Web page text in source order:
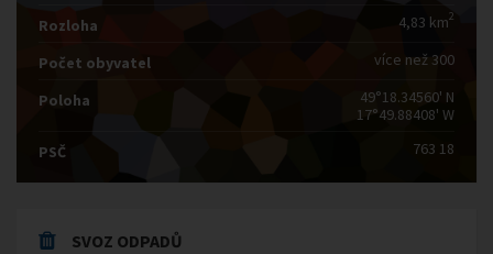
Rozloha 4,83 km2
Počet obyvatel více než 300
Poloha
49°18.34560' N
17°49.88408' W
PSČ
763 18
SVOZ ODPADŮ